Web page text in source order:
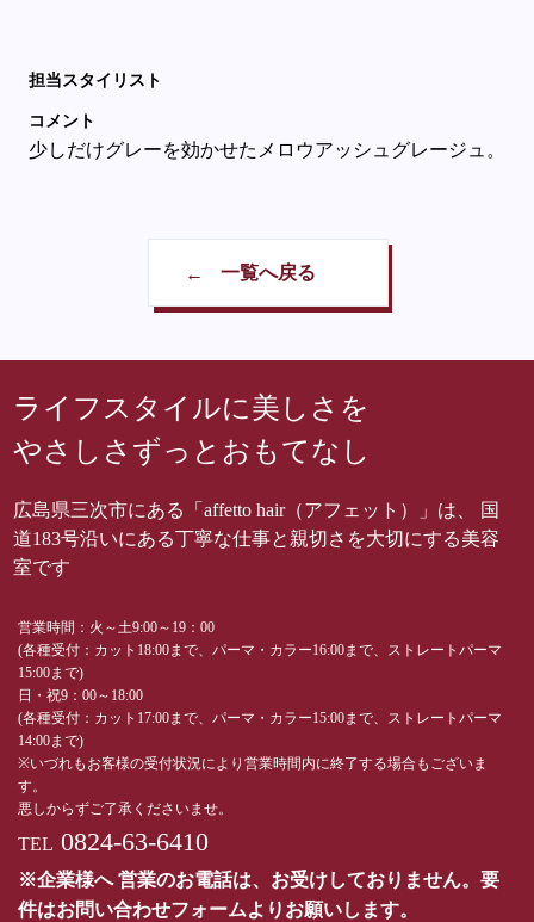
担当スタイリスト
コメント
少しだけグレーを効かせたメロウアッシュグレージュ。
一覧へ戻る
ライフスタイルに美しさを
やさしさずっとおもてなし
広島県三次市にある「affetto hair（アフェット）」は、 国
道183号沿いにある丁寧な仕事と親切さを大切にする美容
室です
営業時間：火～土9:00～19：00
(各種受付：カット18:00まで、パーマ・カラー16:00まで、ストレートパーマ
15:00まで)
日・祝9：00～18:00
(各種受付：カット17:00まで、パーマ・カラー15:00まで、ストレートパーマ
14:00まで)
※いづれもお客様の受付状況により営業時間内に終了する場合もございま
す。
悪しからずご了承くださいませ。
TEL 0824-63-6410
※企業様へ 営業のお電話は、お受けしておりません。要
件はお問い合わせフォームよりお願いします。